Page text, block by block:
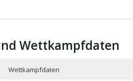
Wettkampfdaten
Wettkampfdaten